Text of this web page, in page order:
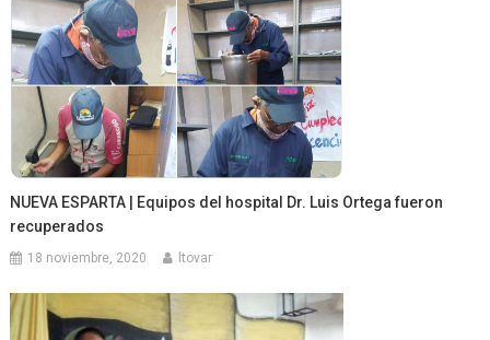
NUEVA ESPARTA | Equipos del hospital Dr. Luis Ortega fueron
recuperados
18 noviembre, 2020 ltovar